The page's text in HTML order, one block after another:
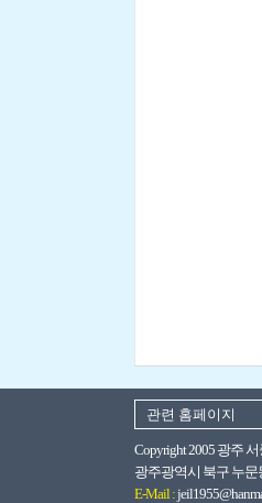
관련 홈페이지
Copyright 2005 광주 서
광주광역시 북구 누
E-Mail :